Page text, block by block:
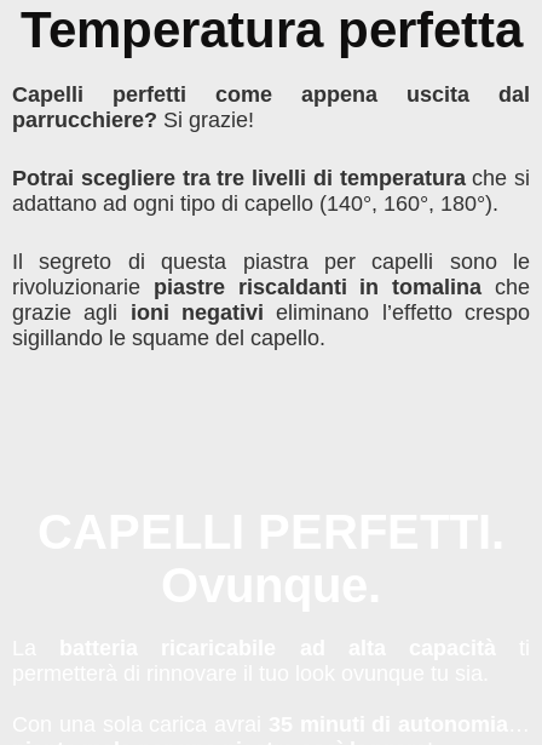
Temperatura perfetta
Capelli perfetti come appena uscita dal
parrucchiere? Si grazie!
Potrai scegliere tra tre livelli di temperaturache si
adattano ad ogni tipo di capello (140°, 160°, 180°).
Il segreto di questa piastra per capelli sono le
rivoluzionarie piastre riscaldanti in tomalina che
grazie agli ioni negativi eliminano l’effetto crespo
sigillando le squame del capello.